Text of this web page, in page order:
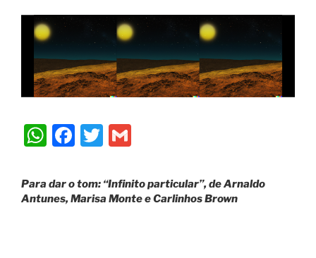
W
at
s
F
c
e
T
itt
er
ai
l
Para dar o tom: “Infinito particular”, de Arnaldo
Antunes, Marisa Monte e Carlinhos Brown